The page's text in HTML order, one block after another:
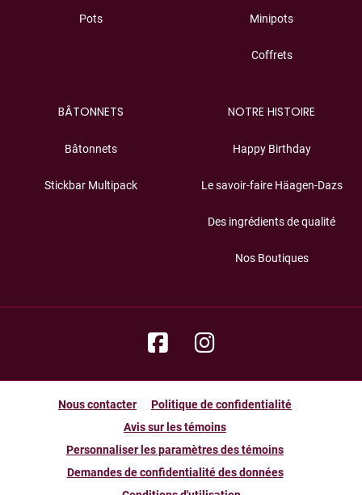
Pots Minipots
Coffrets
BÂTONNETS
Bâtonnets
Stickbar Multipack
NOTRE HISTOIRE
Happy Birthday
Le savoir-faire Häagen-Dazs
Des ingrédients de qualité
Nos Boutiques
Nous contacter
Politique de confidentialité
Avis sur les témoins
Personnaliser les paramètres des témoins
Demandes de confidentialité des données